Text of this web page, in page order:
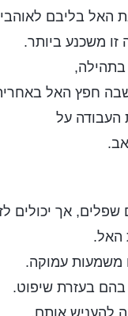
האל בליבם
זו משכנע ביותר.
בתהילה,
חפץ האל
העבודה על
אך יכולים
האל.
משמעות עמוקה.
בהם בעזרת שיפוט.
להעניש אותם,